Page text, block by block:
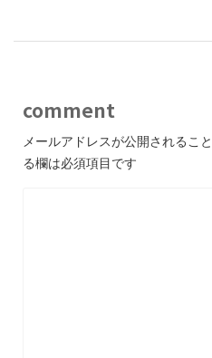
comment
メールアドレスが公開されるこ
る欄は必須項目です